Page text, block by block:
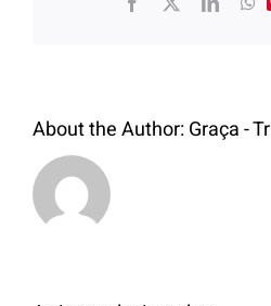
About the Author:Graça -